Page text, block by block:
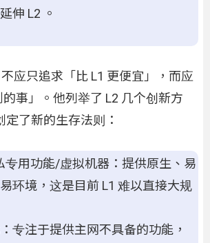
伸 L2 。
应只追求「比 L1 更便宜」，而应
事」。他列举了 L2 几个创新方
定了新的生存法则：
专用功能/虚拟机器：提供原生、易
环境，这是目前 L1 难以直接大规
专注于提供主网不具备的功能，